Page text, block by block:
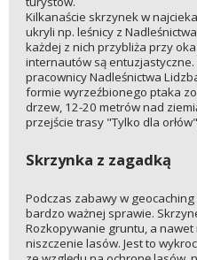
Kilkanaście skrzynek w
ukryli np. leśnicy z
każdej z nich przybliża przy
internautów są
pracownicy Nadleśnictwa
formie wyrzeźbionego ptaka
drzew, 12-20 metrów nad
przejście trasy "Tylko dla
Skrzynka z zagadką
Podczas zabawy w
bardzo ważnej sprawie.
Rozkopywanie gruntu, a nawet
niszczenie lasów. Jest to